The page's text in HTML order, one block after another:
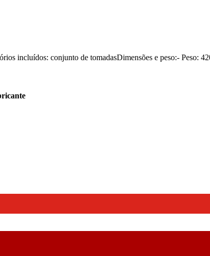
incluídos: conjunto de tomadasDimensões e peso:- Peso: